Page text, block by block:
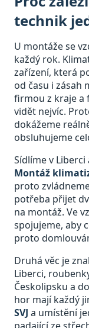
technik
U montáže se
každý rok.
zařízení, která
od času i zásah
firmou z kraje a
vidět nejvíc.
dokážeme
obsluhujeme
Sídlíme v
Montáž
proto
potřeba přijet
na montáž. Ve
spojujeme, aby
proto
Druhá věc je
Liberci,
Českolipsku a
hor mají každý
SVJ a umístění